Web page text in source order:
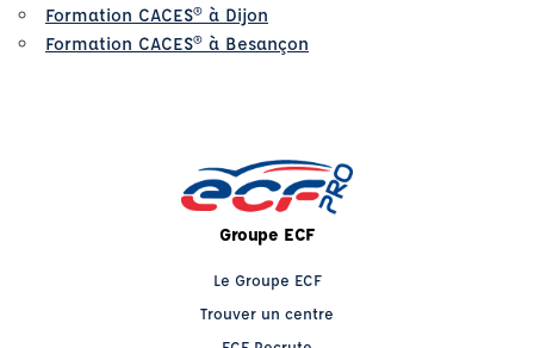
Formation CACES® à Dijon
Formation CACES® à Besançon
Groupe ECF
Le Groupe ECF
Trouver un centre